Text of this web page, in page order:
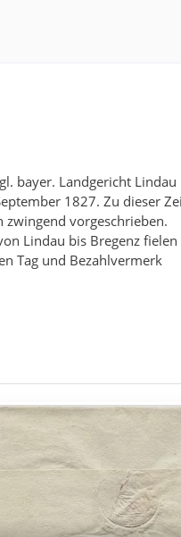
bayer. Landgericht Lindau
1827. Zu dieser
vorgeschrieben.
Lindau bis Bregenz fielen
Tag und Bezahlvermerk